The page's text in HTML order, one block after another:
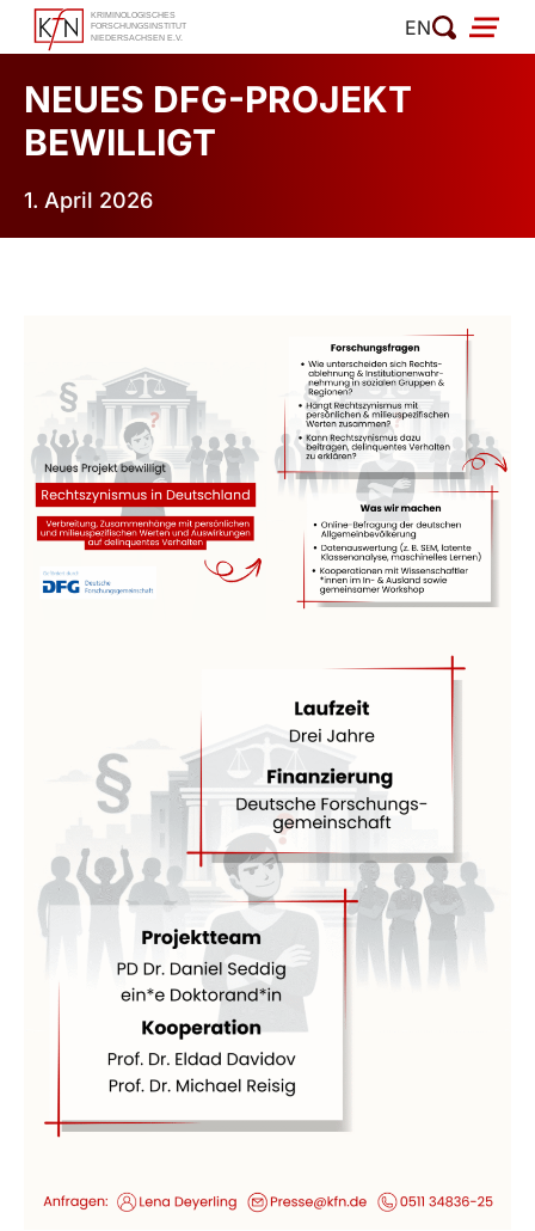
Zum
Inhalt
EN
NEUES DFG-PROJEKT
BEWILLIGT
1. April 2026